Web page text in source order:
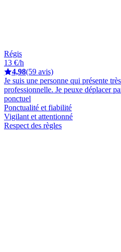
Régis
13 €/h
4,98(59 avis)
Je suis une personne qui présente
professionnelle. Je peuxe déplacer
ponctuel
Ponctualité et fiabilité
Vigilant et attentionné
Respect des règles